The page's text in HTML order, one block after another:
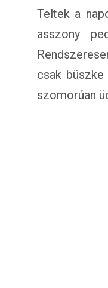
Teltek a
asszony
csak
szomorúan